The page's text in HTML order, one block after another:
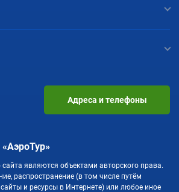
являются объектами авторского права.
распространение (в том числе путём
и ресурсы в Интернете) или любое иное
Адреса и телефоны